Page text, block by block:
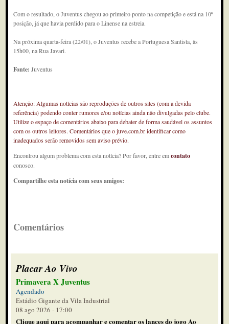
Com o resultado, o Juventus chegou ao primeiro ponto na competição e está na 10ª
posição, já que havia perdido para o Linense na estreia.
Na próxima quarta-feira (22/01), o Juventus recebe a Portuguesa Santista, às
15h00, na Rua Javari.
Fonte:Juventus
Atenção: Algumas notícias são reproduções de outros sites (com a devida
referência) podendo conter rumores e/ou notícias ainda não divulgadas pelo clube.
Utilize o espaço de comentários abaixo para debater de forma saudável os assuntos
com os outros leitores. Comentários que o juve.com.br identificar como
inadequados serão removidos sem aviso prévio.
Encontrou algum problema com esta notícia? Por favor, entre emcontato
conosco.
Compartilhe esta notícia com seus amigos:
Comentários
Placar Ao Vivo
Primavera X Juventus
Agendado
Estádio Gigante da Vila Industrial
08 ago 2026 - 17:00
Clique aqui para acompanhar e comentar os lances do jogo Ao